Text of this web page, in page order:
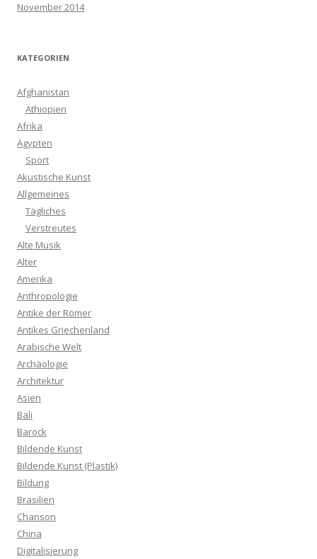
November 2014
KATEGORIEN
Afghanistan
Äthiopien
Afrika
Ägypten
Sport
Akustische Kunst
Allgemeines
Tägliches
Verstreutes
Alte Musik
Alter
Amerika
Anthropologie
Antike der Römer
Antikes Griechenland
Arabische Welt
Archäologie
Architektur
Asien
Bali
Barock
Bildende Kunst
Bildende Kunst (Plastik)
Bildung
Brasilien
Chanson
China
Digitalisierung